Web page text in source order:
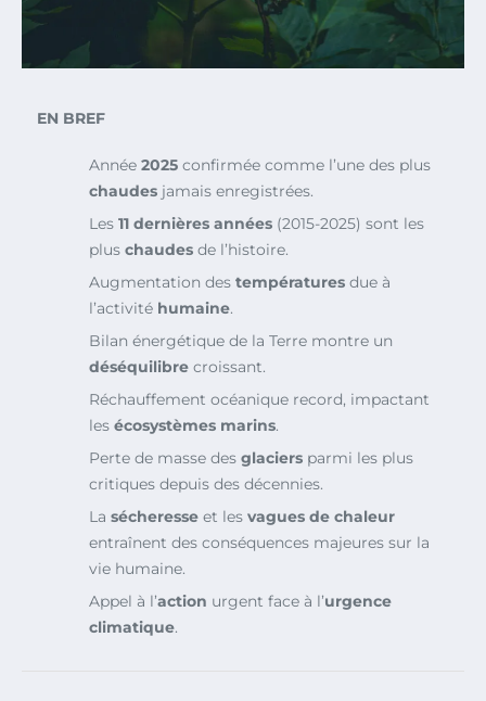
EN BREF
Année 2025 confirmée comme l’une des plus
chaudes jamais enregistrées.
Les 11 dernières années (2015-2025) sont les
plus chaudes de l’histoire.
Augmentation des températures due à
l’activité humaine.
Bilan énergétique de la Terre montre un
déséquilibre croissant.
Réchauffement océanique record, impactant
les écosystèmes marins.
Perte de masse des glaciers parmi les plus
critiques depuis des décennies.
La sécheresse et les vagues de chaleur
entraînent des conséquences majeures sur la
vie humaine.
Appel à l’action urgent face à l’urgence
climatique.